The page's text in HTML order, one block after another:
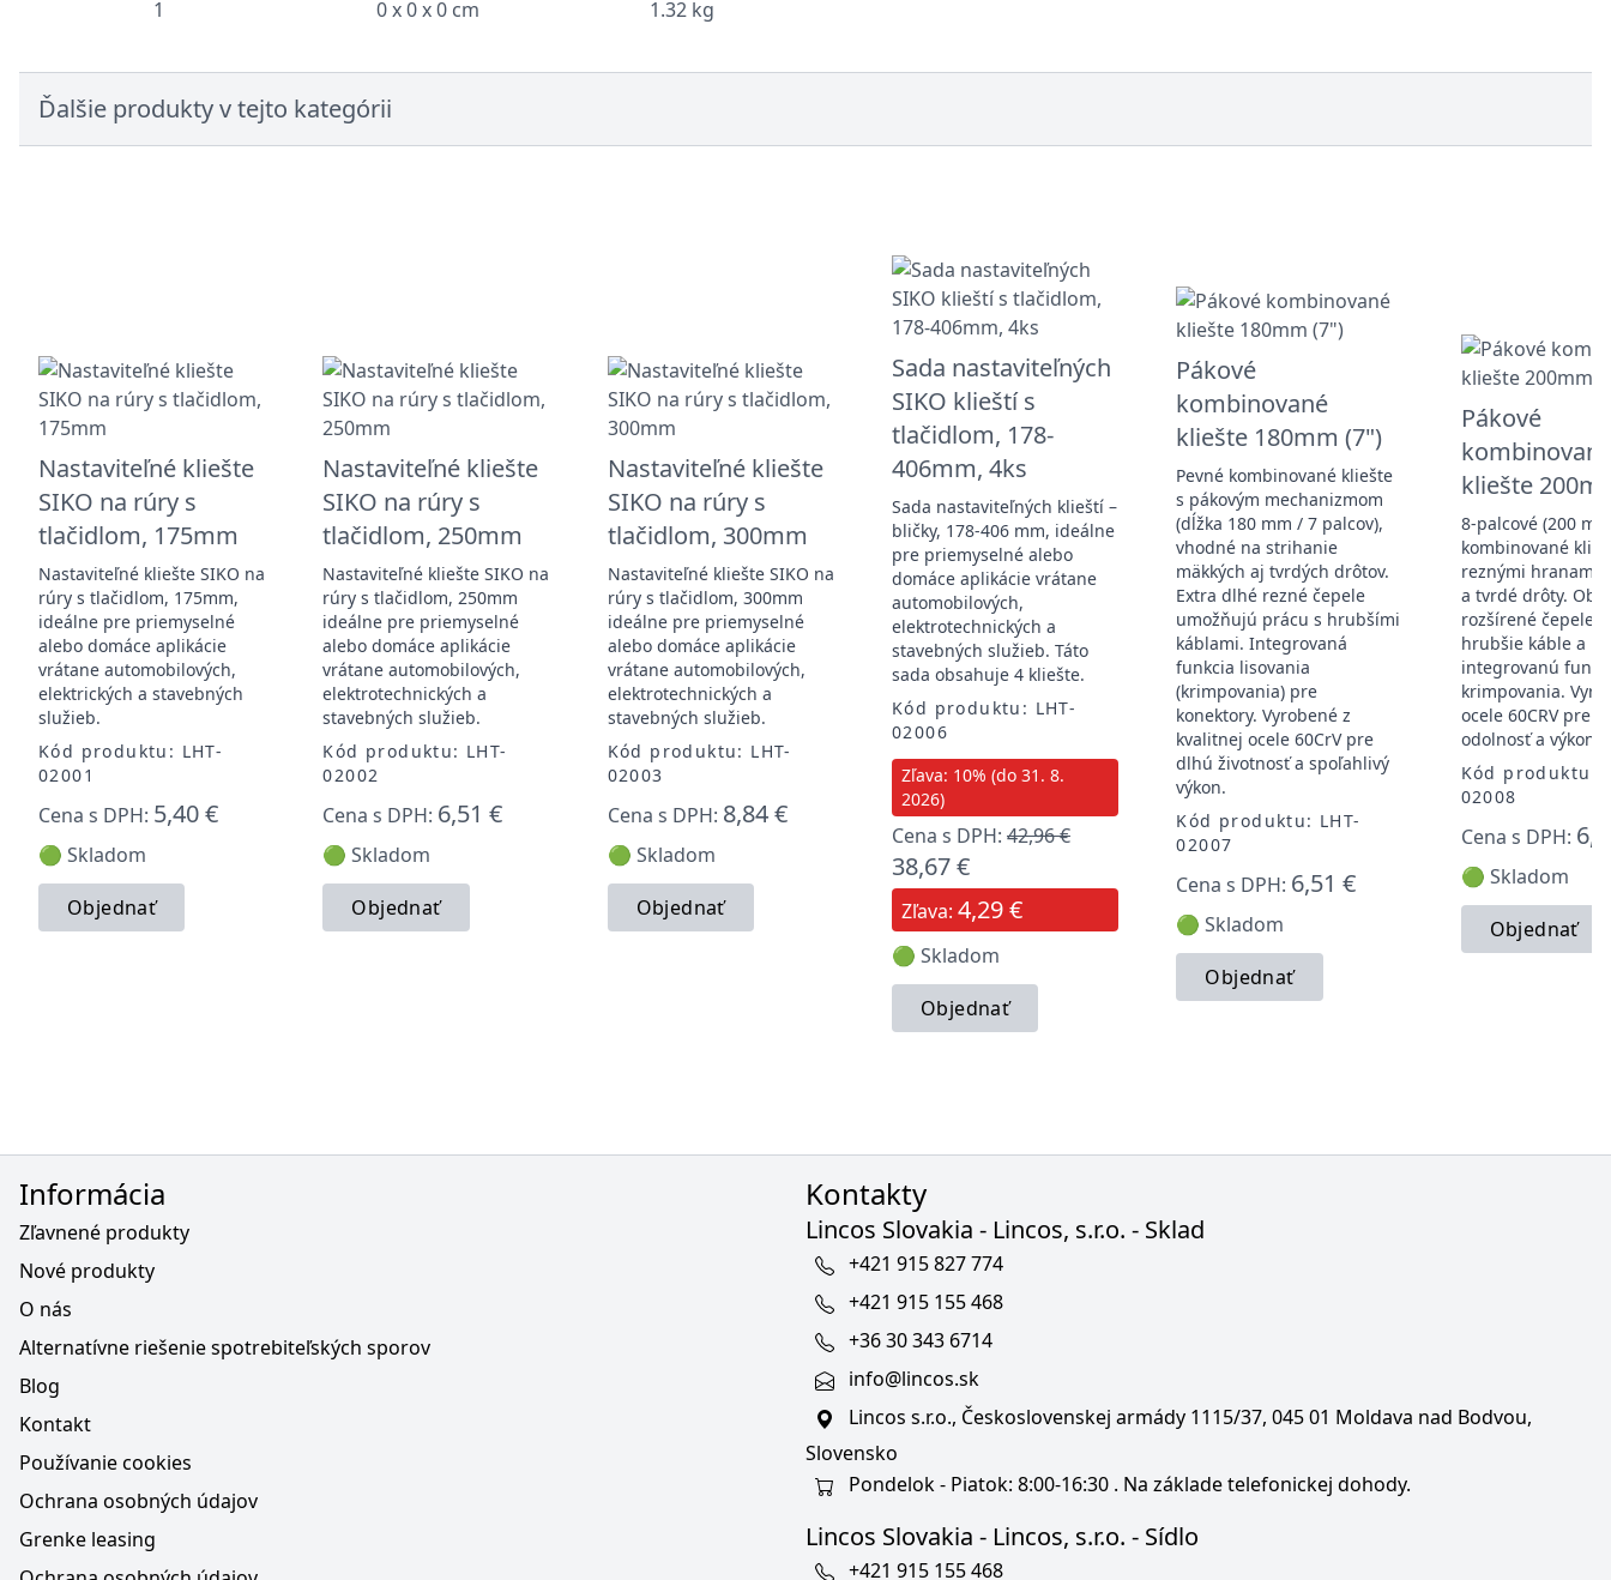
1
0 x 0 x 0 cm 1.32 kg
Ďalšie produkty v tejto kategórii
Nastaviteľné kliešte
SIKO na rúry s
tlačidlom, 175mm
Nastaviteľné kliešte SIKO na
rúry s tlačidlom, 175mm,
ideálne pre priemyselné
alebo domáce aplikácie
vrátane automobilových,
elektrických a stavebných
služieb.
Kód produktu: LHT-
02001
Cena s DPH: 5,40 €
🟢 Skladom
Objednať
Nastaviteľné kliešte
SIKO na rúry s
tlačidlom, 250mm
Nastaviteľné kliešte SIKO na
rúry s tlačidlom, 250mm
ideálne pre priemyselné
alebo domáce aplikácie
vrátane automobilových,
elektrotechnických a
stavebných služieb.
Kód produktu: LHT-
02002
Cena s DPH: 6,51 €
🟢 Skladom
Objednať
Nastaviteľné kliešte
SIKO na rúry s
tlačidlom, 300mm
Nastaviteľné kliešte SIKO na
rúry s tlačidlom, 300mm
ideálne pre priemyselné
alebo domáce aplikácie
vrátane automobilových,
elektrotechnických a
stavebných služieb.
Kód produktu: LHT-
02003
Cena s DPH: 8,84 €
🟢 Skladom
Objednať
Sada nastaviteľných
SIKO klieští s
tlačidlom, 178-
406mm, 4ks
Sada nastaviteľných klieští –
bličky, 178-406 mm, ideálne
pre priemyselné alebo
domáce aplikácie vrátane
automobilových,
elektrotechnických a
stavebných služieb. Táto
sada obsahuje 4 kliešte.
Kód produktu: LHT-
02006
Zľava: 10% (do 31. 8.
2026)
Cena s DPH: 42,96 €
38,67 €
Zľava: 4,29 €
🟢 Skladom
Objednať
Pákové
kombinované
kliešte 180mm (7")
Pevné kombinované kliešte
s pákovým mechanizmom
(dĺžka 180 mm / 7 palcov),
vhodné na strihanie
mäkkých aj tvrdých drôtov.
Extra dlhé rezné čepele
umožňujú prácu s hrubšími
káblami. Integrovaná
funkcia lisovania
(krimpovania) pre
konektory. Vyrobené z
kvalitnej ocele 60CrV pre
dlhú životnosť a spoľahlivý
výkon.
Kód produktu: LHT-
02007
Cena s DPH: 6,51 €
🟢 Skladom
Objednať
Pákové
kliešte
8-palcové (200
kombinované
reznými hranami
a tvrdé drôty.
rozšírené čepele
hrubšie káble a
integrovanú
krimpovania.
ocele 60CRV pre
odolnosť a výkon.
Kód produktu:
02008
Cena s DPH:
🟢 Skladom
Objednať
Informácia
Zľavnené produkty
Nové produkty
O nás
Alternatívne riešenie spotrebiteľských sporov
Blog
Kontakt
Používanie cookies
Ochrana osobných údajov
Grenke leasing
Kontakty
Lincos Slovakia - Lincos, s.r.o. - Sklad
+421 915 827 774
+421 915 155 468
+36 30 343 6714
info@lincos.sk
Lincos s.r.o., Československej armády 1115/37, 045 01 Moldava nad Bodvou,
Slovensko
Pondelok - Piatok: 8:00-16:30 . Na základe telefonickej dohody.
Lincos Slovakia - Lincos, s.r.o. - Sídlo
+421 915 155 468